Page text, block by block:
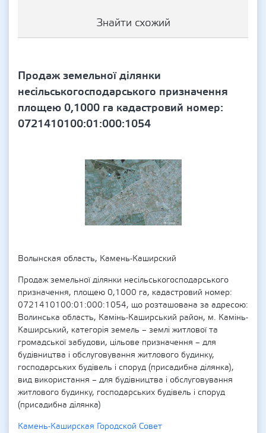
Знайти схожий
Продаж земельної ділянки
несільськогосподарського призначення
площею 0,1000 га кадастровий номер:
0721410100:01:000:1054
Волынская область, Камень-Каширский
Продаж земельної ділянки несільськогосподарського
призначення, площею 0,1000 га, кадастровий номер:
0721410100:01:000:1054, що розташована за адресою:
Волинська область, Камінь-Каширський район, м. Камінь-
Каширський, категорія земель – землі житлової та
громадської забудови, цільове призначення – для
будівництва і обслуговування житлового будинку,
господарських будівель і споруд (присадибна ділянка),
вид використання – для будівництва і обслуговування
житлового будинку, господарських будівель і споруд
(присадибна ділянка)
Камень-Каширская Городской Совет